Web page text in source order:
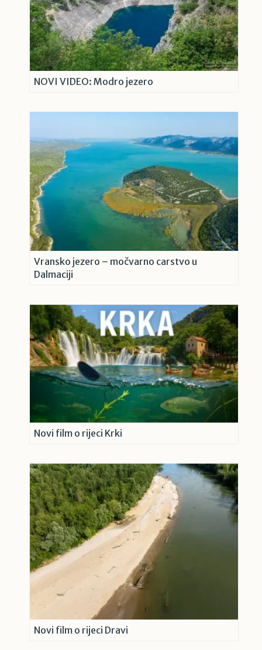
NOVI VIDEO: Modro jezero
Vransko jezero – močvarno carstvo u
Dalmaciji
Novi film o rijeci Krki
Novi film o rijeci Dravi